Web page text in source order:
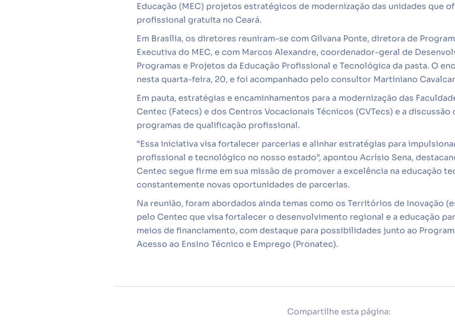
Educação (MEC) projetos estratégicos de modernização das unidades que
profissional gratuita no Ceará.
Em Brasília, os diretores reuniram-se com Gilvana Ponte, diretora de
Executiva do MEC, e com Marcos Alexandre, coordenador-geral de
Programas e Projetos da Educação Profissional e Tecnológica da pasta. O
nesta quarta-feira, 20, e foi acompanhado pelo consultor Martiniano
Em pauta, estratégias e encaminhamentos para a modernização das
Centec (Fatecs) e dos Centros Vocacionais Técnicos (CVTecs) e a discussão
programas de qualificação profissional.
“Essa iniciativa visa fortalecer parcerias e alinhar estratégias para
profissional e tecnológico no nosso estado”, apontou Acrísio Sena,
Centec segue firme em sua missão de promover a excelência na educação
constantemente novas oportunidades de parcerias.
Na reunião, foram abordados ainda temas como os Territórios de Inovação
pelo Centec que visa fortalecer o desenvolvimento regional e a educação
meios de financiamento, com destaque para possibilidades junto ao
Acesso ao Ensino Técnico e Emprego (Pronatec).
Compartilhe esta página: